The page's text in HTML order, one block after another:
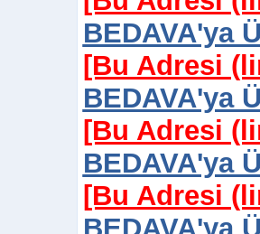
BEDAVA'ya
[Bu Adresi
BEDAVA'ya
[Bu Adresi
BEDAVA'ya
[Bu Adresi